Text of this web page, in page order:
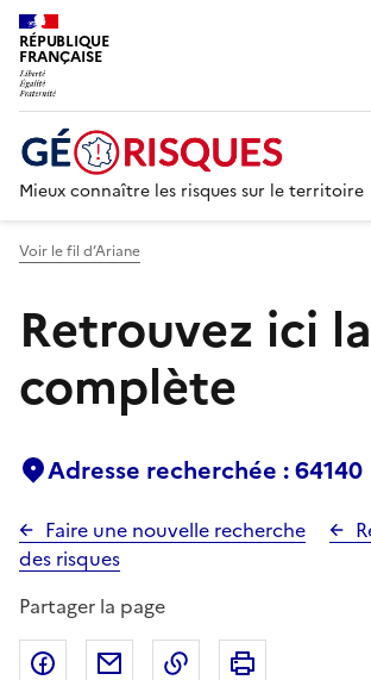
RÉPUBLIQUE
FRANÇAISE
Mieux connaître les risques sur le territoire
Voir le fil d’Ariane
Retrouvez ici
complète
Adresse recherchée : 64140
Faire une nouvelle recherche
des risques
Partager la page
Partager sur Facebook
Partager par email
Copier dans le